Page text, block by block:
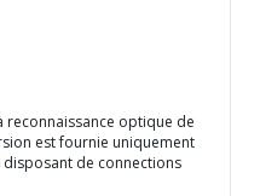
reconnaissance optique de
est fournie uniquement
de connections